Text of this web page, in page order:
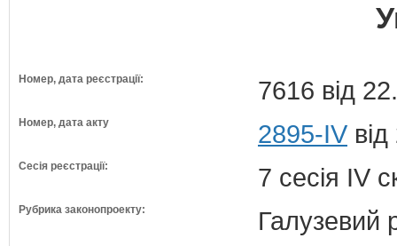
Номер, дата реєстрації: 7616 від
Номер, дата акту 2895-IV
Сесія реєстрації: 7 сесія IV
Рубрика законопроекту: Галузевий